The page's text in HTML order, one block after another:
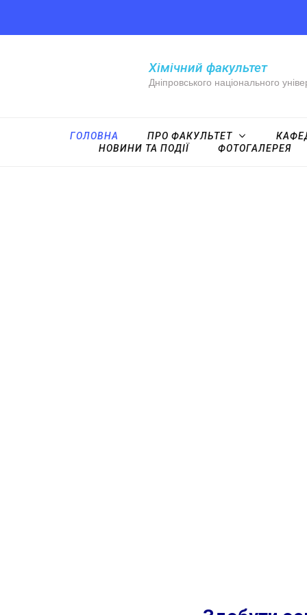
Хімічний факультет
Дніпровського національного
ГОЛОВНА ПРО ФАКУЛЬТЕТ
НОВИНИ ТА ПОДІЇ
ФОТОГАЛЕРЕЯ